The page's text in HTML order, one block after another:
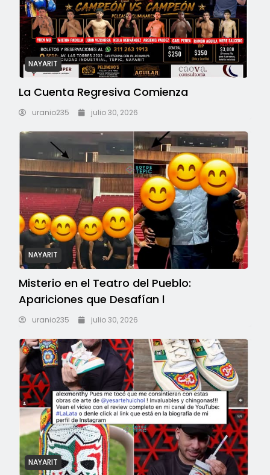
NAYARIT
La Cuenta Regresiva Comienza
uranio235 julio 30, 2026
NAYARIT
Misterio en el Teatro del Pueblo:
Apariciones que Desafían l
uranio235 julio 30, 2026
NAYARIT